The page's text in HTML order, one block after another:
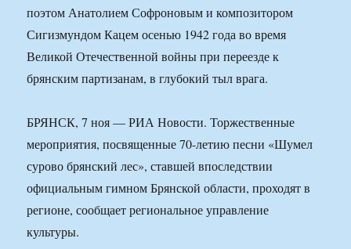
поэтом Анатолием Софроновым и композитором
Сигизмундом Кацем осенью 1942 года во время
Великой Отечественной войны при переезде к
брянским партизанам, в глубокий тыл врага.
БРЯНСК, 7 ноя — РИА Новости. Торжественные
мероприятия, посвященные 70-летию песни «Шумел
сурово брянский лес», ставшей впоследствии
официальным гимном Брянской области, проходят в
регионе, сообщает региональное управление
культуры.